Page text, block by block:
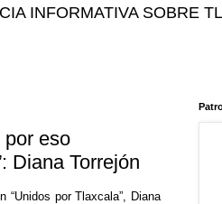
INFORMATIVA SOBRE
por eso
Diana Torrejón
por Tlaxcala”, Diana